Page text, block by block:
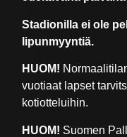
Stadionilla ei ole
lipunmyyntiä.
HUOM!
vuotiaat lapset
kotiotteluihin.
HUOM! Suomen